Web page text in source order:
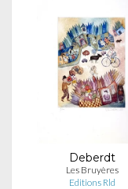
Deberdt
Les Bruyères
Editions Rld